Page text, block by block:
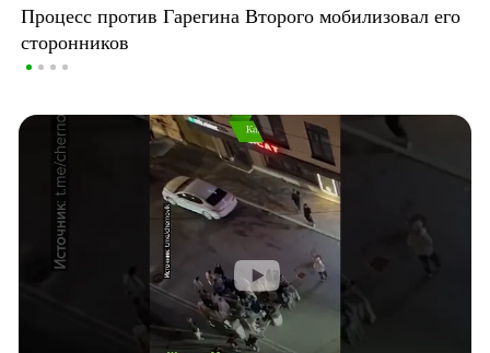
Процесс против Гарегина Второго мобилизовал его
сторонников